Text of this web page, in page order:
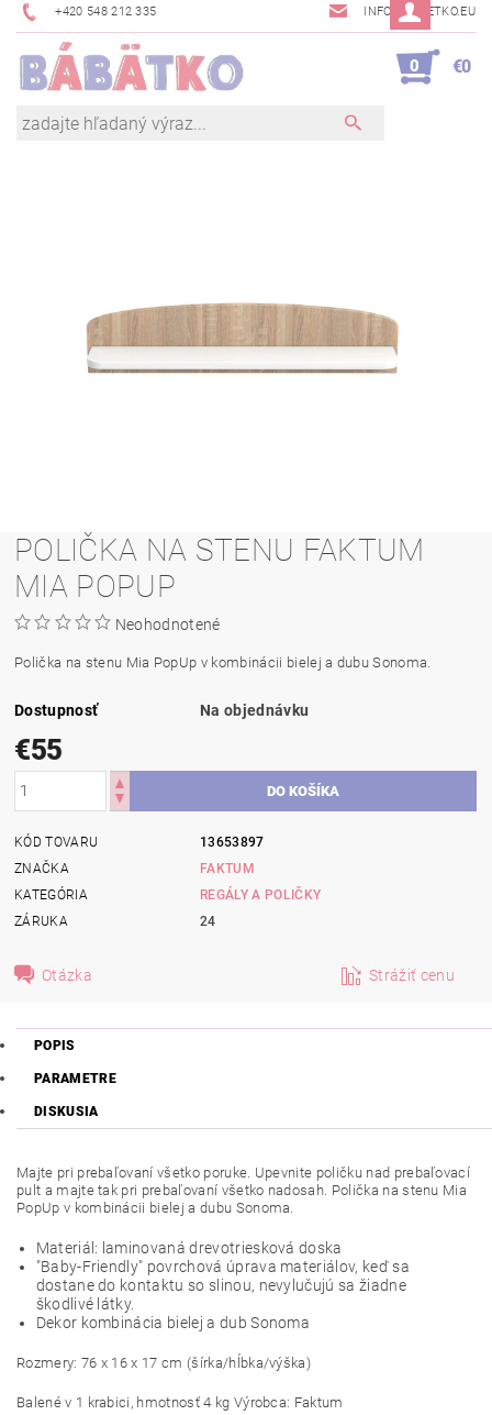
+420 548 212 335 INFO@BABETKO.EU
0 €0
POLIČKA NA STENU FAKTUM
MIA POPUP
Neohodnotené
Polička na stenu Mia PopUp v kombinácii bielej a dubu Sonoma.
Dostupnosť Na objednávku
€55
KÓD TOVARU
13653897
ZNAČKA
FAKTUM
KATEGÓRIA
REGÁLY A POLIČKY
ZÁRUKA
24
Otázka Strážiť cenu
POPIS
PARAMETRE
DISKUSIA
Majte pri prebaľovaní všetko poruke. Upevnite poličku nad prebaľovací
pult a majte tak pri prebaľovaní všetko nadosah. Polička na stenu Mia
PopUp v kombinácii bielej a dubu Sonoma.
Materiál: laminovaná drevotriesková doska
"Baby-Friendly" povrchová úprava materiálov, keď sa
dostane do kontaktu so slinou, nevylučujú sa žiadne
škodlivé látky.
Dekor kombinácia bielej a dub Sonoma
Rozmery: 76 x 16 x 17 cm (šírka/hĺbka/výška)
Balené v 1 krabici, hmotnosť 4 kg Výrobca: Faktum